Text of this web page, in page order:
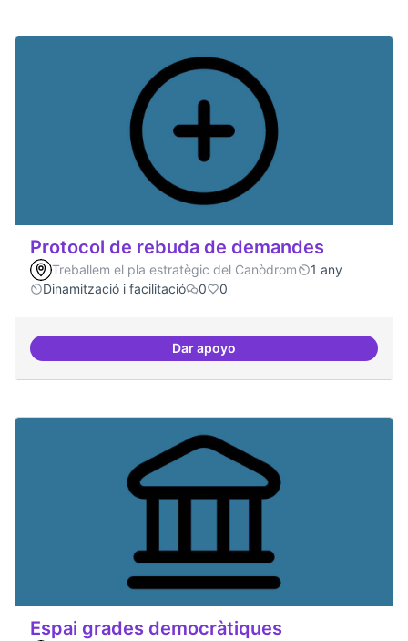
Protocol de rebuda de demandes
Treballem el pla estratègic del Canòdrom
1 any
Dinamització i facilitació
0 0
Dar apoyoProtocol de rebuda de demandes
Espai grades democràtiques